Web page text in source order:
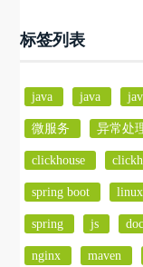
标签列表
java java
微服务 异常处
clickhouse
spring boot linux
spring js
nginx maven